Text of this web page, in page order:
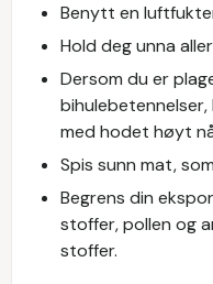
Benytt en
Hold deg unna
Dersom du er
med hodet høyt
Spis sunn mat,
Begrens din
stoffer, pollen og
stoffer.